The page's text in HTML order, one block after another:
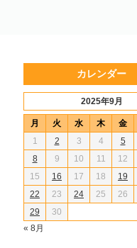
カレンダー
2025年9月
月 火 水 木 金
« 8月
1 2 3 4 5
8
9 10 11 12
15
16 17 18 19
22
23 24 25 26
29
30